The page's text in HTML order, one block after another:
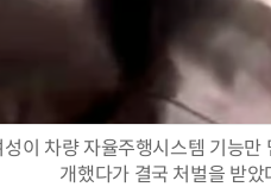
이 차량 자율주행시스템 기능
개했다가 결국 처벌을 받았